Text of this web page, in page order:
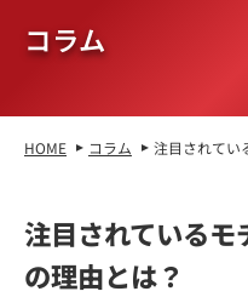
コラム
HOME コラム 注目されてい
注目されているモ
の理由とは？